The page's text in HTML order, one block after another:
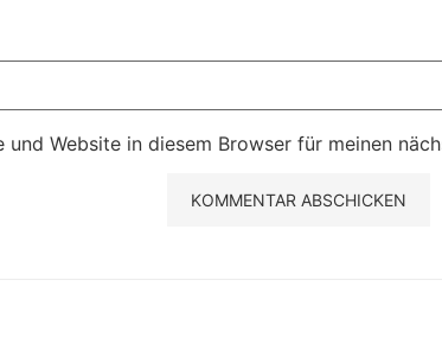
und Website in diesem Browser für meinen